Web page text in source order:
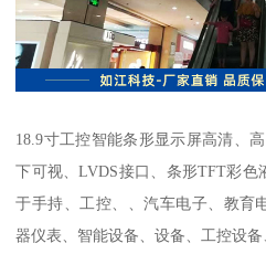
18.9寸工控智能条形显示屏高清、
下可视、LVDS接口、条形TFT彩色
于手持、工控、、汽车电子、教育
器仪表、智能设备、设备、工控设备